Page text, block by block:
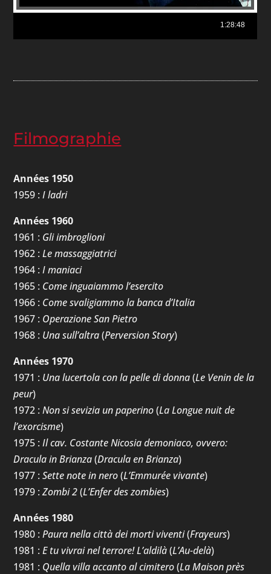
Filmographie
Années 1950
1959 :I ladri
Années 1960
1961 : Gli imbroglioni
1962 :Le massaggiatrici
1964 :I maniaci
1965 : Come inguaiammo l’esercito
1966 : Come svaligiammo la banca d’Italia
1967 : Operazione San Pietro
1968 : Una sull’altra(Perversion Story)
Années 1970
1971 : Una lucertola con la pelle di donna(Le Venin de la
peur)
1972 :Non si sevizia un paperino(La Longue nuit de
l’exorcisme)
1975 :Il cav. Costante Nicosia demoniaco, ovvero:
Dracula in Brianza(Dracula en Brianza)
1977 :Sette note in nero(L’Emmurée vivante)
1979 :Zombi 2(L’Enfer des zombies)
Années 1980
1980 :Paura nella città dei morti viventi(Frayeurs)
1981 :E tu vivrai nel terrore! L’aldilà(L’Au-delà)
1981 : Quella villa accanto al cimitero(La Maison près